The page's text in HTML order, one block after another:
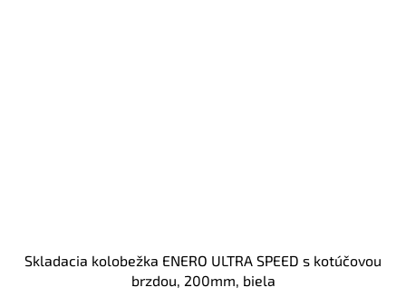
Skladacia kolobežka ENERO ULTRA SPEED s kotúčovou
brzdou, 200mm, biela